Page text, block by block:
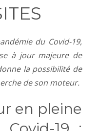
du Covid-19,
à jour majeure de
la possibilité de
de son moteur.
en pleine